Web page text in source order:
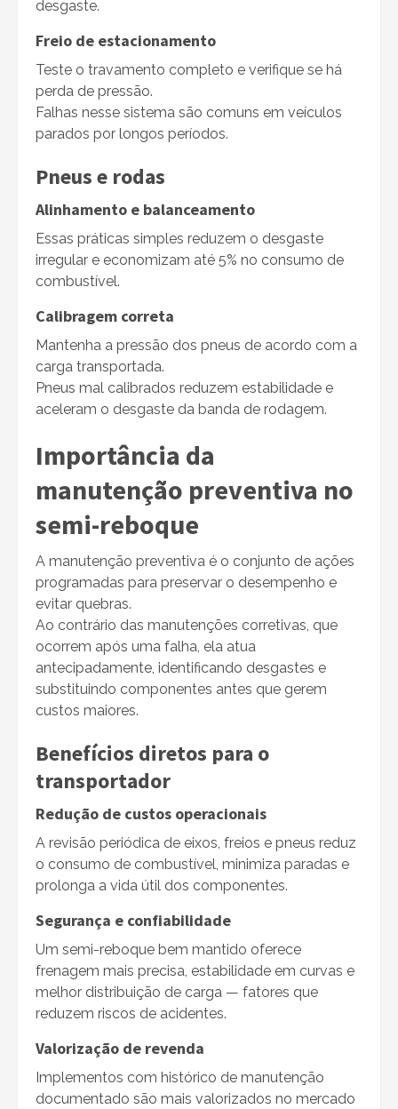
desgaste.
Freio de estacionamento
Teste o travamento completo e verifique se há
perda de pressão.
Falhas nesse sistema são comuns em veículos
parados por longos períodos.
Pneus e rodas
Alinhamento e balanceamento
Essas práticas simples reduzem o desgaste
irregular e economizam até 5% no consumo de
combustível.
Calibragem correta
Mantenha a pressão dos pneus de acordo com a
carga transportada.
Pneus mal calibrados reduzem estabilidade e
aceleram o desgaste da banda de rodagem.
Importância da
manutenção preventiva no
semi-reboque
A manutenção preventiva é o conjunto de ações
programadas para preservar o desempenho e
evitar quebras.
Ao contrário das manutenções corretivas, que
ocorrem após uma falha, ela atua
antecipadamente, identificando desgastes e
substituindo componentes antes que gerem
custos maiores.
Benefícios diretos para o
transportador
Redução de custos operacionais
A revisão periódica de eixos, freios e pneus reduz
o consumo de combustível, minimiza paradas e
prolonga a vida útil dos componentes.
Segurança e confiabilidade
Um semi-reboque bem mantido oferece
frenagem mais precisa, estabilidade em curvas e
melhor distribuição de carga — fatores que
reduzem riscos de acidentes.
Valorização de revenda
Implementos com histórico de manutenção
documentado são mais valorizados no mercado